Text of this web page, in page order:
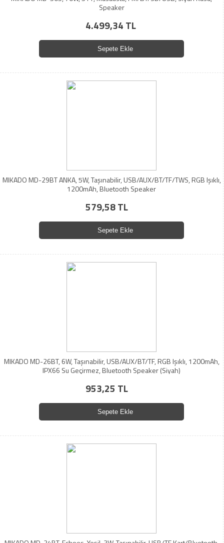
Speaker
4.499,34 TL
Sepete Ekle
MIKADO MD-29BT ANKA, 5W, Taşınabilir, USB/AUX/BT/TF/TWS, RGB Işıklı,
1200mAh, Bluetooth Speaker
579,58 TL
Sepete Ekle
MIKADO MD-26BT, 6W, Taşınabilir, USB/AUX/BT/TF, RGB Işıklı, 1200mAh,
IPX66 Su Geçirmez, Bluetooth Speaker (Siyah)
953,25 TL
Sepete Ekle